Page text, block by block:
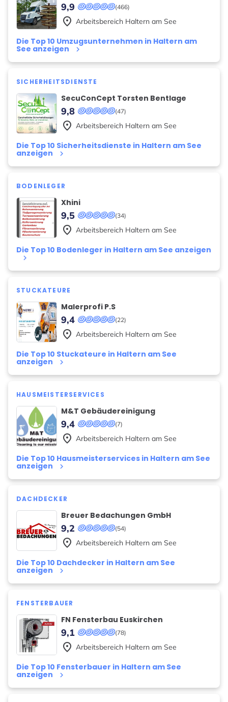
(466)
9,9
Die Top 10 Umzugsunternehmen in Haltern am
See anzeigen keyboard_arrow_right
place Arbeitsbereich Haltern am See
SICHERHEITSDIENSTE
SecuConCept Torsten Bentlage
(47)
9,8
Die Top 10 Sicherheitsdienste in Haltern am See
anzeigen keyboard_arrow_right
place Arbeitsbereich Haltern am See
BODENLEGER
Xhini
(34)
9,5
Die Top 10 Bodenleger in Haltern am See anzeigen
keyboard_arrow_right
place Arbeitsbereich Haltern am See
STUCKATEURE
Malerprofi P.S
(22)
9,4
Die Top 10 Stuckateure in Haltern am See
anzeigen keyboard_arrow_right
place Arbeitsbereich Haltern am See
HAUSMEISTERSERVICES
M&T Gebäudereinigung
(7)
9,4
Die Top 10 Hausmeisterservices in Haltern am See
anzeigen keyboard_arrow_right
place Arbeitsbereich Haltern am See
DACHDECKER
Breuer Bedachungen GmbH
(54)
9,2
Die Top 10 Dachdecker in Haltern am See
anzeigen keyboard_arrow_right
place Arbeitsbereich Haltern am See
FENSTERBAUER
FN Fensterbau Euskirchen
(78)
9,1
Die Top 10 Fensterbauer in Haltern am See
anzeigen keyboard_arrow_right
place Arbeitsbereich Haltern am See